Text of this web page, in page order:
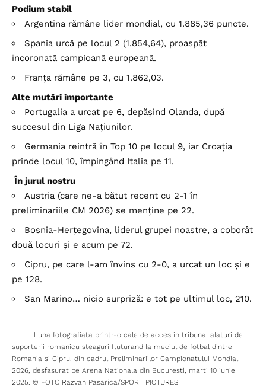
Podium stabil
Argentina rămâne lider mondial, cu 1.885,36 puncte.
Spania urcă pe locul 2 (1.854,64), proaspăt
încoronată campioană europeană.
Franța rămâne pe 3, cu 1.862,03.
Alte mutări importante
Portugalia a urcat pe 6, depășind Olanda, după
succesul din Liga Națiunilor.
Germania reintră în Top 10 pe locul 9, iar Croația
prinde locul 10, împingând Italia pe 11.
În jurul nostru
Austria (care ne-a bătut recent cu 2-1 în
preliminariile CM 2026) se menține pe 22.
Bosnia-Herțegovina, liderul grupei noastre, a coborât
două locuri și e acum pe 72.
Cipru, pe care l-am învins cu 2-0, a urcat un loc și e
pe 128.
San Marino… nicio surpriză: e tot pe ultimul loc, 210.
Luna fotografiata printr-o cale de acces in tribuna, alaturi de
suporterii romanicu steaguri fluturand la meciul de fotbal dintre
Romania si Cipru, din cadrul Preliminariilor Campionatului Mondial
2026, desfasurat pe Arena Nationala din Bucuresti, marti 10 iunie
2025. © FOTO:Razvan Pasarica/SPORT PICTURES